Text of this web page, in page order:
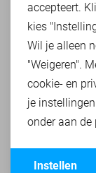
accepteert.
kies
Wil je alleen
"Weigeren".
cookie- en
je
onder aan de
Instellen